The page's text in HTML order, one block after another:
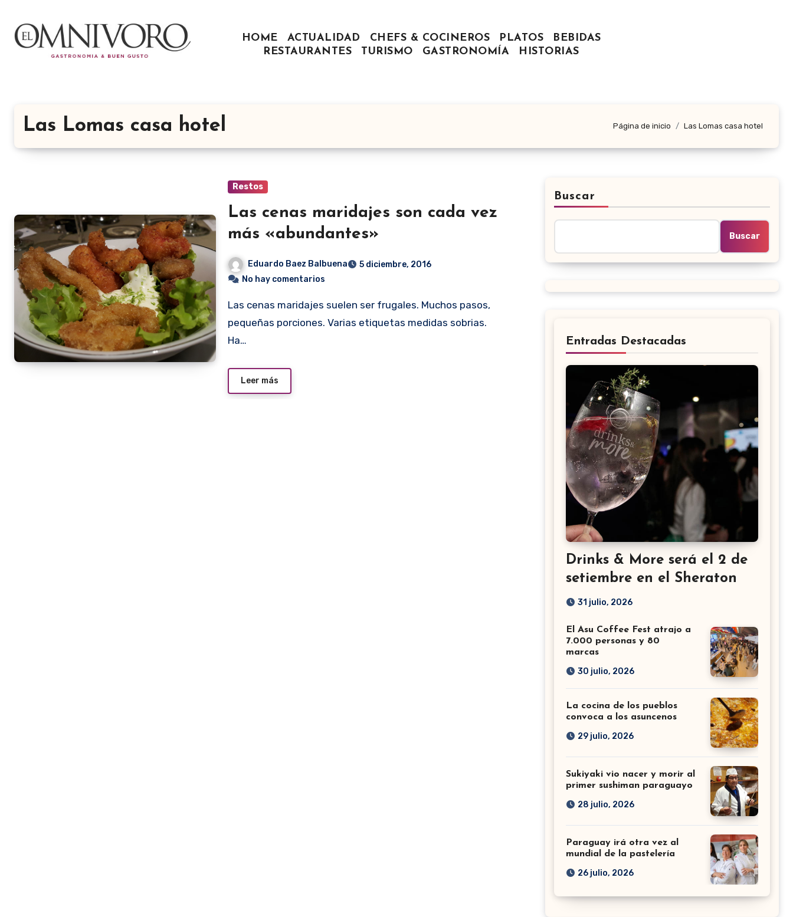
contenido
HOME ACTUALIDAD CHEFS & COCINEROS PLATOS
BEBIDAS
RESTAURANTES
TURISMO GASTRONOMÍA HISTORIAS
Las Lomas casa hotel Página de inicio Las Lomas casa hotel
Restos
Las cenas maridajes son cada vez
más «abundantes»
Eduardo Baez Balbuena
5 diciembre, 2016
No hay comentarios
Las cenas maridajes suelen ser frugales. Muchos pasos,
pequeñas porciones. Varias etiquetas medidas sobrias.
Ha…
Leer más
Buscar
Buscar
Entradas Destacadas
Drinks & More será el 2 de
setiembre en el Sheraton
31 julio, 2026
El Asu Coffee Fest atrajo a
7.000 personas y 80
marcas
30 julio, 2026
La cocina de los pueblos
convoca a los asuncenos
29 julio, 2026
Sukiyaki vio nacer y morir al
primer sushiman paraguayo
28 julio, 2026
Paraguay irá otra vez al
mundial de la pastelería
26 julio, 2026